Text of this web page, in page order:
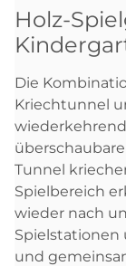
Holz-
Die
Kriechtunnel
Tunnel
Spielbereich
wieder nach
Spielstationen
und